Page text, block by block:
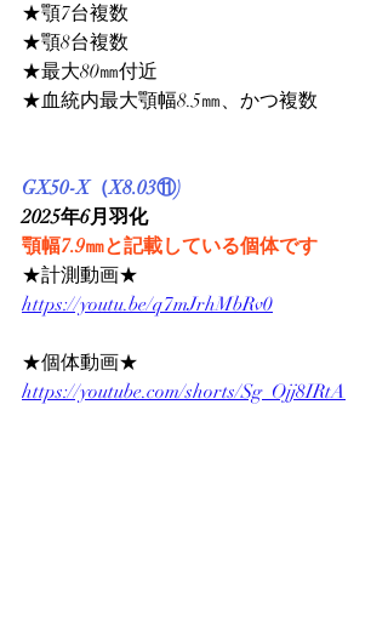
★顎7台複数
★顎8台複数
★最大80㎜付近
★血統内最大顎幅8.5㎜、かつ複数
GX50-X（X8.03⑪)
2025年6月羽化
顎幅7.9㎜と記載している個体です
★計測動画★
https://youtu.be/q7mJrhMbRv0
★個体動画★
https://youtube.com/shorts/Sg_Ojj8IRtA